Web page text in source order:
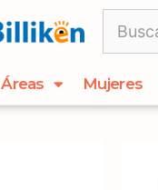
Áreas Mujeres